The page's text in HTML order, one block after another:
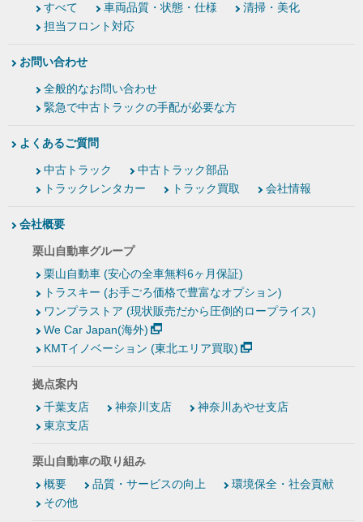
すべて 車両品質・状態・仕様
清掃・美化
担当フロント対応
お問い合わせ
全般的なお問い合わせ
緊急で中古トラックの手配が必要な方
よくあるご質問
中古トラック
中古トラック部品
トラックレンタカー
トラック買取 会社情報
会社概要
栗山自動車グループ
栗山自動車 (安心の全車無料6ヶ月保証)
トラスキー (お手ごろ価格で豊富なオプション)
ワンプラストア (現状販売だから圧倒的ロープライス)
We Car Japan(海外)
KMTイノベーション (東北エリア買取)
拠点案内
千葉支店
神奈川支店
神奈川あやせ支店
東京支店
栗山自動車の取り組み
概要
品質・サービスの向上
環境保全・社会貢献
その他